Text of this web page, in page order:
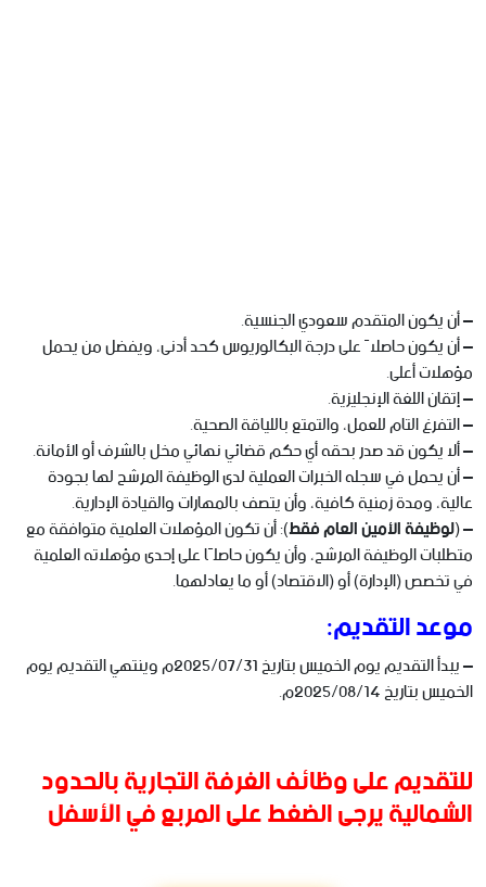
– أن يكون المتقدم سعودي الجنسية.
– أن يكون حاصلاً على درجة البكالوريوس كحد أدنى، ويفضل من يحمل
مؤهلات أعلى.
– إتقان اللغة الإنجليزية.
– التفرغ التام للعمل، والتمتع باللياقة الصحية.
– ألا يكون قد صدر بحقه أي حكم قضائي نهائي مخل بالشرف أو الأمانة.
– أن يحمل في سجله الخبرات العملية لدى الوظيفة المرشح لها بجودة
عالية، ومدة زمنية كافية، وأن يتصف بالمهارات والقيادة الإدارية.
– (لوظيفة الأمين العام فقط): أن تكون المؤهلات العلمية متوافقة مع
متطلبات الوظيفة المرشح، وأن يكون حاصلًا على إحدى مؤهلاته العلمية
في تخصص (الإدارة) أو (الاقتصاد) أو ما يعادلهما.
موعد التقديم:
– يبدأ التقديم يوم الخميس بتاريخ 2025/07/31م وينتهي التقديم يوم
الخميس بتاريخ 2025/08/14م.
للتقديم على وظائف الغرفة التجارية بالحدود
الشمالية يرجى الضغط على المربع في الأسفل